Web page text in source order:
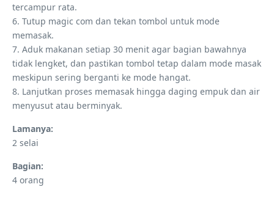
tercampur rata.
6. Tutup magic com dan tekan tombol untuk mode
memasak.
7. Aduk makanan setiap 30 menit agar bagian bawahnya
tidak lengket, dan pastikan tombol tetap dalam mode masak
meskipun sering berganti ke mode hangat.
8. Lanjutkan proses memasak hingga daging empuk dan air
menyusut atau berminyak.
Lamanya:
2 selai
Bagian:
4 orang